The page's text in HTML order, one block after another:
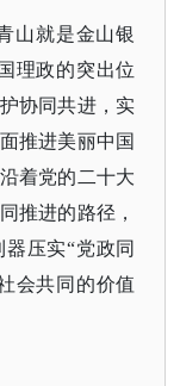
山就是金山银
理政的突出位
协同共进，实
推进美丽中国
着党的二十大
推进的路径，
压实“党政同
会共同的价值